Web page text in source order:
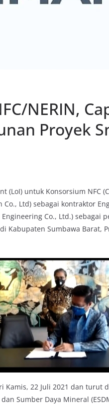
NERIN,
Proyek
(LoI) untuk Konsorsium NFC
Ltd) sebagai kontraktor
Co., Ltd.) sebagai
Kabupaten Sumbawa Barat,
22 Juli 2021 dan turut
Sumber Daya Mineral